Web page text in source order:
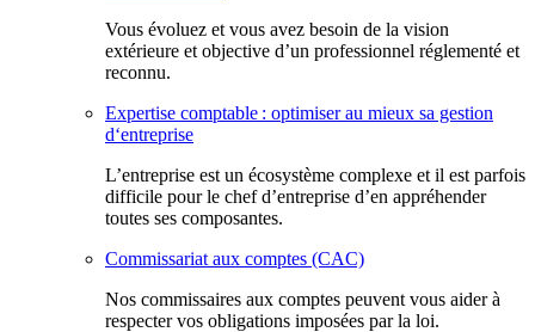
Vous évoluez et vous avez besoin de la vision
extérieure et objective d’un professionnel réglementé et
reconnu.
Expertise comptable : optimiser au mieux sa gestion
d‘entreprise
L’entreprise est un écosystème complexe et il est parfois
difficile pour le chef d’entreprise d’en appréhender
toutes ses composantes.
Commissariat aux comptes (CAC)
Nos commissaires aux comptes peuvent vous aider à
respecter vos obligations imposées par la loi.